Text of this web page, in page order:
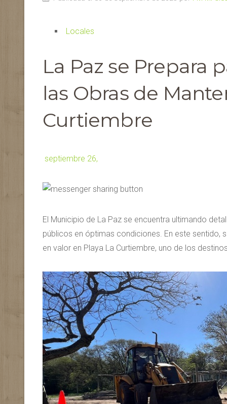
Locales
La Paz se Prepara
las Obras de
Curtiembre
septiembre 26,
El Municipio de La Paz se encuentra ultimando
públicos en óptimas condiciones. En este sentido,
en valor en Playa La Curtiembre, uno de los